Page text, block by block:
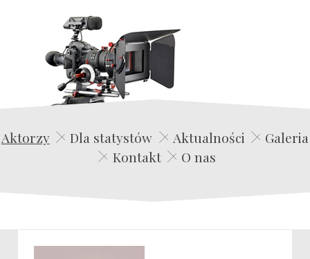
Edwin Film Agencja Aktorska
Aktorzy Dla statystów Aktualności
Galeria
Kontakt
O nas